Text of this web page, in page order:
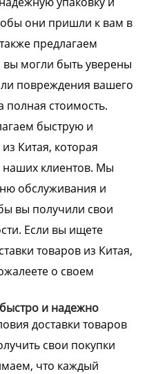
они пришли к вам в
предлагаем
вы могли быть уверены
повреждения вашего
полная стоимость.
быструю и
Китая, которая
наших клиентов. Мы
обслуживания и
вы получили свои
Если вы ищете
товаров из Китая,
о своем
и надежно
доставки товаров
свои покупки
что каждый